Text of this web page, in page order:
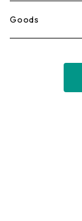
Ska
Goods